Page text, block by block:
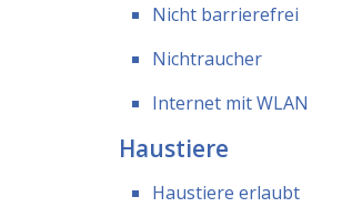
Nicht barrierefrei
Nichtraucher
Internet mit WLAN
Haustiere
Haustiere erlaubt